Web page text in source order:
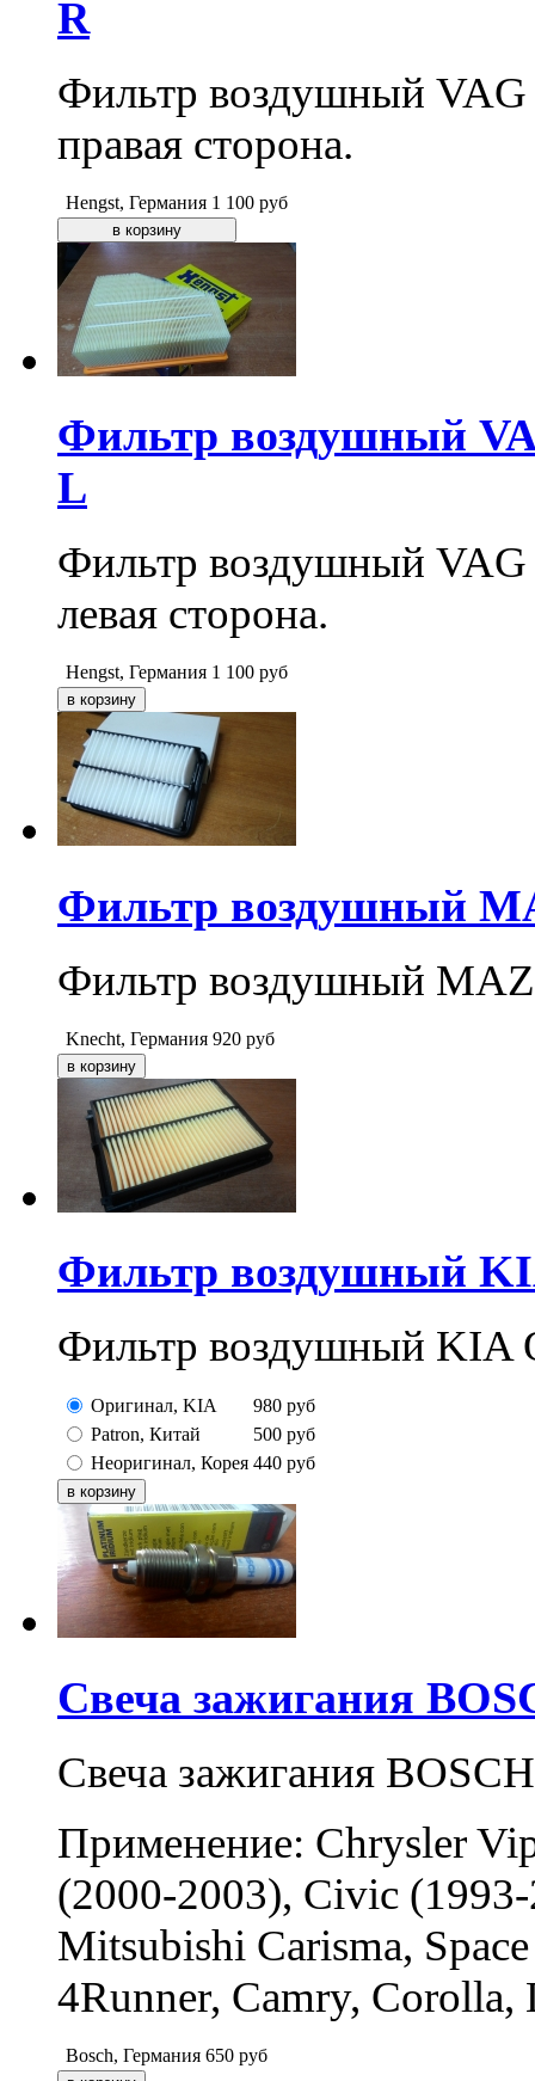
R
Фильтр воздушный
правая сторона.
Hengst, Германия 1 100 руб
Фильтр воздушный
L
Фильтр воздушный
левая сторона.
Hengst, Германия 1 100 руб
Фильтр воздушный
Фильтр воздушный
Knecht, Германия 920 руб
Фильтр воздушный
Фильтр воздушный KIA
Оригинал, KIA 980 руб
Patron, Китай
500 руб
Неоригинал, Корея 440 руб
Свеча зажигания
Свеча зажигания
Применение: Chrysler
(2000-2003), Civic
Mitsubishi Carisma,
4Runner, Camry, Corolla,
Bosch, Германия 650 руб